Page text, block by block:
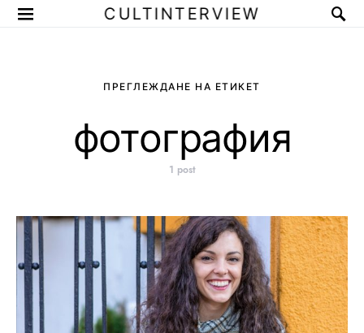
CULTINTERVIEW
ПРЕГЛЕЖДАНЕ НА ЕТИКЕТ
фотография
1 post